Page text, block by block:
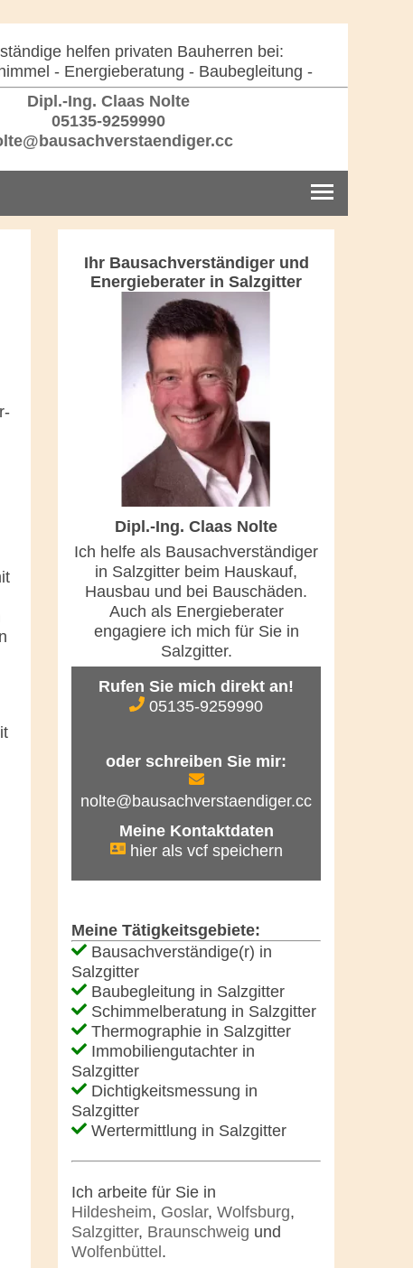
helfen privaten Bauherren bei:
- Energieberatung - Baubegleitung -
Dipl.-Ing. Claas Nolte
05135-9259990
Ihr Bausachverständiger und
Energieberater in Salzgitter
Dipl.-Ing. Claas Nolte
Ich helfe als Bausachverständiger
in Salzgitter beim Hauskauf,
Hausbau und bei Bauschäden.
Auch als Energieberater
engagiere ich mich für Sie in
Salzgitter.
Rufen Sie mich direkt an!
05135-9259990
oder schreiben Sie mir:
nolte@bausachverstaendiger.cc
Meine Kontaktdaten
hier als vcf speichern
Meine Tätigkeitsgebiete:
Bausachverständige(r) in
Salzgitter
Baubegleitung in Salzgitter
Schimmelberatung in Salzgitter
Thermographie in Salzgitter
Immobiliengutachter in
Salzgitter
Dichtigkeitsmessung in
Salzgitter
Wertermittlung in Salzgitter
Ich arbeite für Sie in
Hildesheim, Goslar, Wolfsburg,
Salzgitter, Braunschweig und
Wolfenbüttel .